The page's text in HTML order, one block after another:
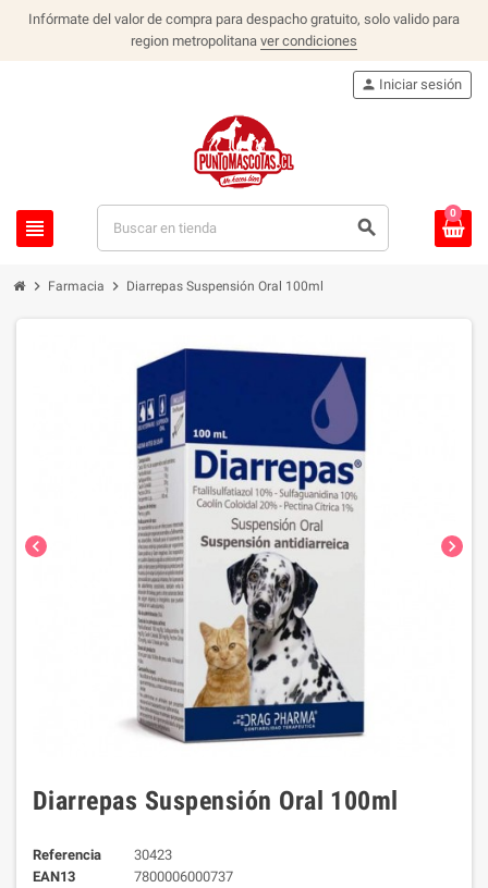
Infórmate del valor de compra para despacho gratuito, solo valido para
region metropolitana ver condiciones
view_headline search
person Iniciar sesión
0
chevron_right Farmacia chevron_right Diarrepas Suspensión Oral 100ml
chevron_left chevron_right
Diarrepas Suspensión Oral 100ml
Referencia
30423
EAN13
7800006000737